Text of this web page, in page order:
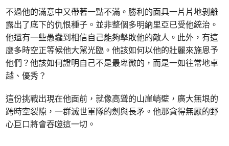
不過他的滿意中又帶著一點不滿。勝利的面具一片片地剝離
露出了底下的仇恨種子。並非整個多明納里亞已受他統治。
他還有一些愚蠢到相信自己能夠擊敗他的敵人。此外，有這
麼多時空正等候他大駕光臨。他該如何以他的壯麗來施恩予
他們？他該如何證明自己不是最卑微的，而是一如往常地卓
越、優秀？
這份挑戰出現在他面前，就像高聳的山崖峭壁，廣大無垠的
跨時空裂隙，一群滅世軍隊的劍與長矛。他那貪得無厭的野
心巨口將會吞噬這一切。